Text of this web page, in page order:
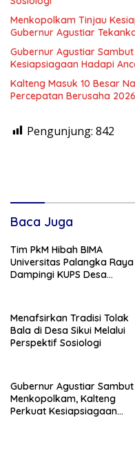
Menkopolkam Tinjau
Gubernur Agustiar
Gubernur Agustiar
Kesiapsiagaan Hadapi
Kalteng Masuk 10 Besar
Percepatan Berusaha 2026
Pengunjung: 842
Baca Juga
Tim PkM Hibah BIMA
Universitas Palangka Raya
Dampingi KUPS Desa
Menafsirkan Tradisi Tolak
Bala di Desa Sikui Melalui
Perspektif Sosiologi
Gubernur Agustiar Sambut
Menkopolkam, Kalteng
Perkuat Kesiapsiagaan